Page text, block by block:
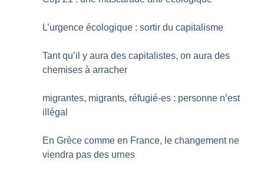
L’urgence écologique : sortir du capitalisme
Tant qu’il y aura des capitalistes, on aura des
chemises à arracher
migrantes, migrants, réfugié-es : personne n’est
illégal
En Grèce comme en France, le changement ne
viendra pas des urnes